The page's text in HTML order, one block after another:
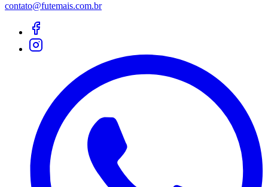
contato@futemais.com.br